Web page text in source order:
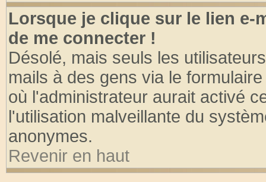
Lorsque je clique sur le lien e-
de me connecter !
Désolé, mais seuls les
mails à des gens via le
où l'administrateur aurait activé
l'utilisation malveillante du
anonymes.
Revenir en haut